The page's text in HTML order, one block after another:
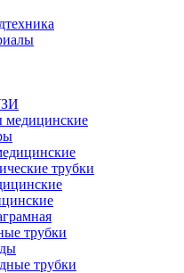
медицинские
трубки
трубки
трубки